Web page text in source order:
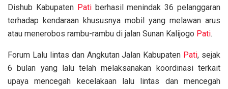
Dishub Kabupaten Patiberhasil menindak 36 pelanggaran
terhadap kendaraan khususnya mobil yang melawan arus
atau menerobos rambu-rambu di jalan Sunan Kalijogo Pati.
Forum Lalu lintas dan Angkutan Jalan Kabupaten Pati, sejak
6 bulan yang lalu telah melaksanakan koordinasi terkait
upaya mencegah kecelakaan lalu lintas dan mencegah